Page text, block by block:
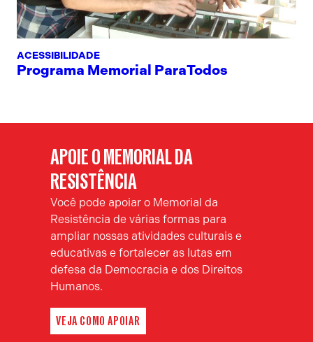
ACESSIBILIDADE
Programa Memorial ParaTodos
APOIE O MEMORIAL DA
RESISTÊNCIA
Você pode apoiar o Memorial da
Resistência de várias formas para
ampliar nossas atividades culturais e
educativas e fortalecer as lutas em
defesa da Democracia e dos Direitos
Humanos.
VEJA COMO APOIAR